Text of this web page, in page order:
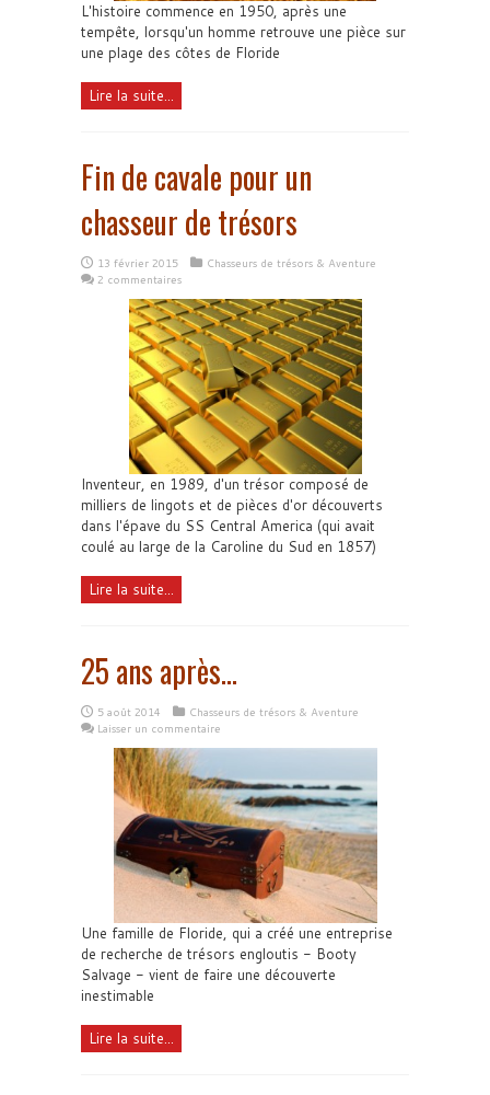
L'histoire commence en 1950, après une
tempête, lorsqu'un homme retrouve une pièce sur
une plage des côtes de Floride
Lire la suite...
Fin de cavale pour un
chasseur de trésors
13 février 2015
Chasseurs de trésors & Aventure
2 commentaires
Inventeur, en 1989, d'un trésor composé de
milliers de lingots et de pièces d'or découverts
dans l'épave du SS Central America (qui avait
coulé au large de la Caroline du Sud en 1857)
Lire la suite...
25 ans après…
5 août 2014
Chasseurs de trésors & Aventure
Laisser un commentaire
Une famille de Floride, qui a créé une entreprise
de recherche de trésors engloutis - Booty
Salvage - vient de faire une découverte
inestimable
Lire la suite...